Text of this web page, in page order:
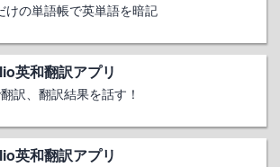
けの単語帳で英単語を暗記
英和翻訳アプリ
訳、翻訳結果を話す！
英和翻訳アプリ